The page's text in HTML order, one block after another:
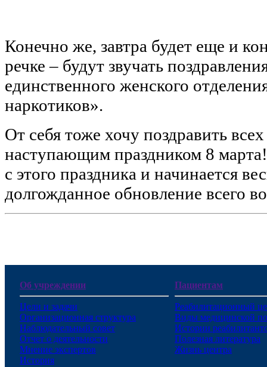
Конечно же, завтра будет еще и
речке – будут звучать
единственного женского
наркотиков».
От себя тоже хочу поздравить
наступающим праздником 8
с этого праздника и начинается
долгожданное обновление всего
Об учреждении
Цели и задачи
Организационная структура
Наблюдательный совет
Отчет о деятельности
Мнение экспертов
История
Пациентам
Реабилитационный
Виды медицинской
Истории
Полезная литература
Жизнь центра